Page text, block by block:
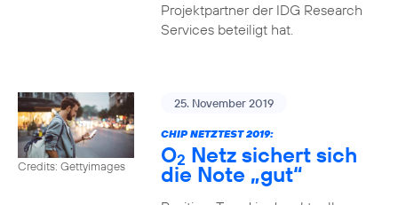
Projektpartner der IDG Research
Services beteiligt hat.
Credits: Gettyimages
25. November 2019
CHIP NETZTEST 2019:
O2 Netz sichert sich
die Note „gut“